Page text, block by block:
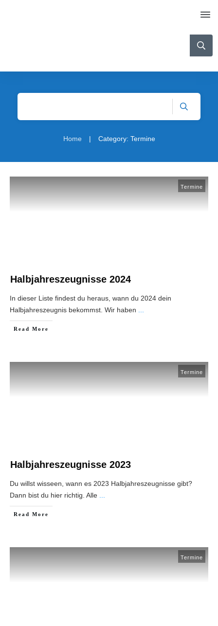
Home | Category: Termine
Termine
Halbjahreszeugnisse 2024
In dieser Liste findest du heraus, wann du 2024 dein
Halbjahreszeugnis bekommst. Wir haben
Read More
Termine
Halbjahreszeugnisse 2023
Du willst wisseen, wann es 2023 Halbjahreszeugnisse gibt?
Dann bist du hier richtig. Alle
Read More
Termine